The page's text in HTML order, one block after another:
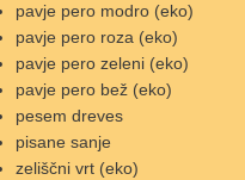
pavje pero modro (eko)
pavje pero roza (eko)
pavje pero zeleni (eko)
pavje pero bež (eko)
pesem dreves
pisane sanje
zeliščni vrt (eko)